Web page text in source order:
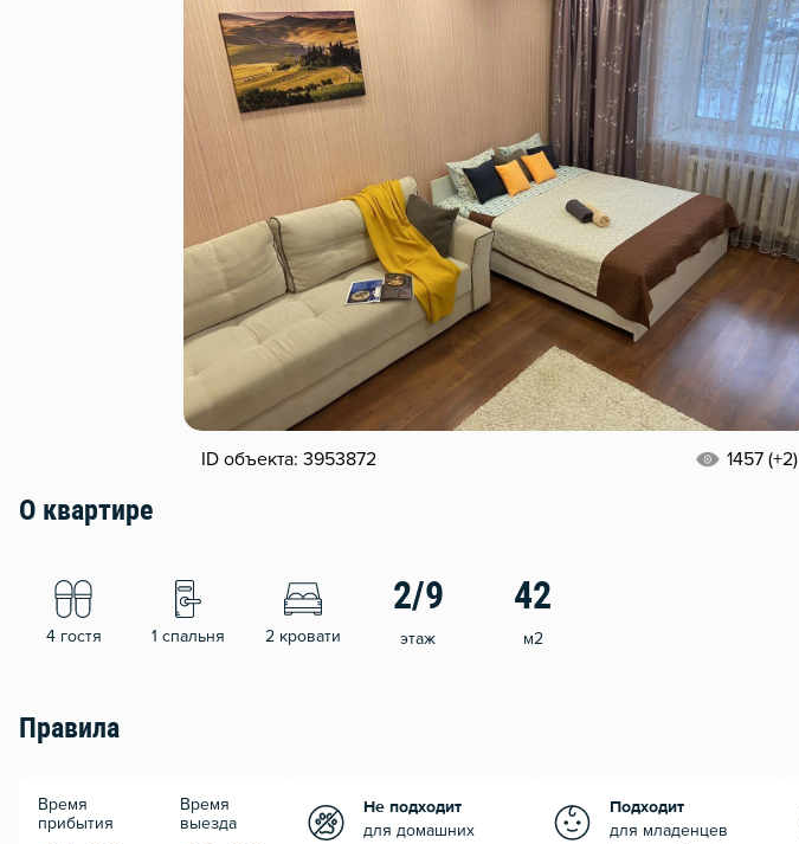
ID объекта: 3953872 1457 (+2)
О квартире
4 гостя 1 спальня 2 кровати
2/9
этаж
42
м2
Правила
Время
прибытия
Время
выезда
Не подходит
для домашних
Подходит
для младенцев